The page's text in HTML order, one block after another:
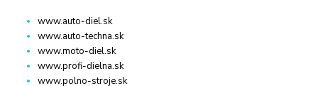
www.auto-diel.sk
www.auto-techna.sk
www.moto-diel.sk
www.profi-dielna.sk
www.polno-stroje.sk